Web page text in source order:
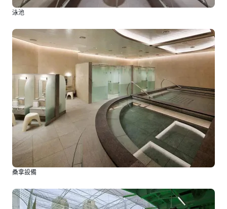
泳池
桑拿設備